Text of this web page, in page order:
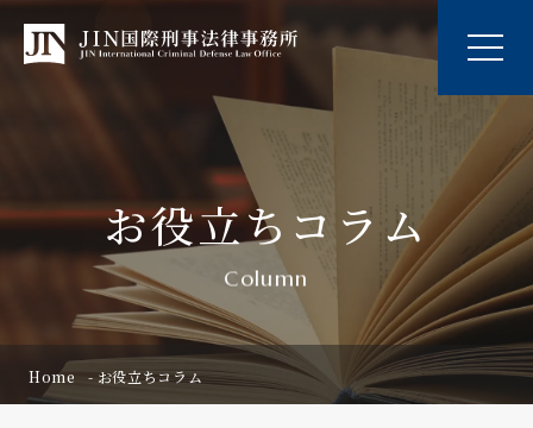
Home お役立ちコラム
お役立ちコラム
Column